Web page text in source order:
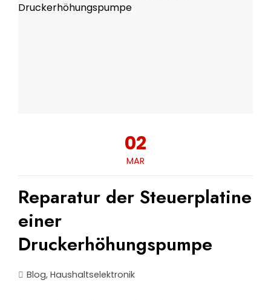
02
MAR
Reparatur der Steuerplatine
einer
Druckerhöhungspumpe
Blog, Haushaltselektronik